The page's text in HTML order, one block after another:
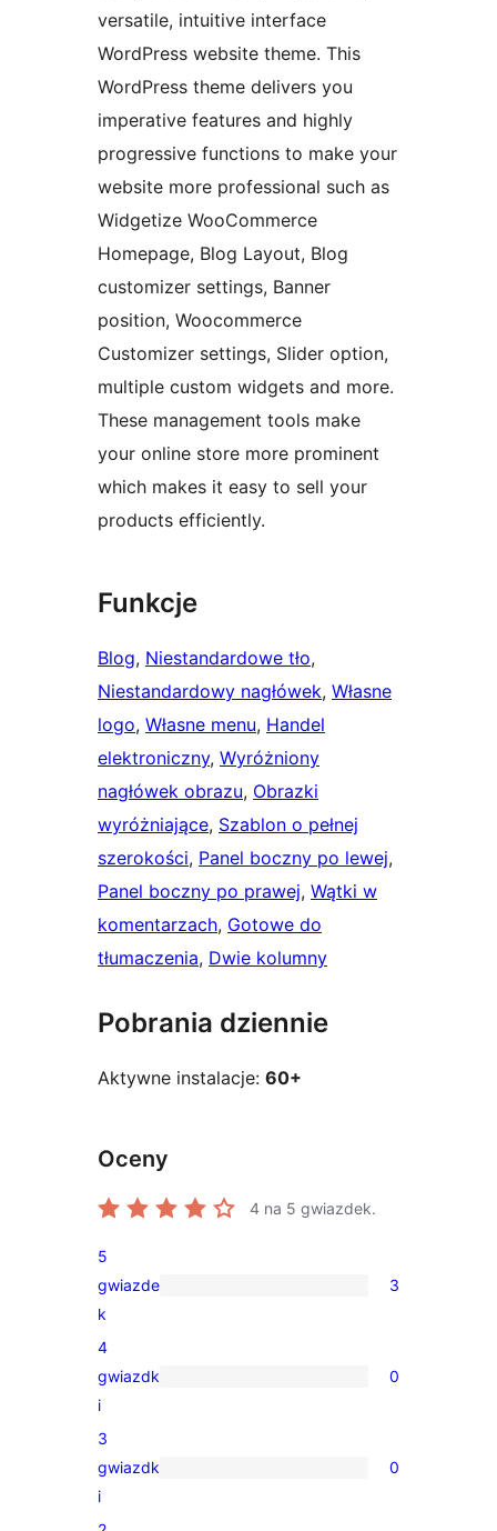
versatile, intuitive interface
WordPress website theme. This
WordPress theme delivers you
imperative features and highly
progressive functions to make your
website more professional such as
Widgetize WooCommerce
Homepage, Blog Layout, Blog
customizer settings, Banner
position, Woocommerce
Customizer settings, Slider option,
multiple custom widgets and more.
These management tools make
your online store more prominent
which makes it easy to sell your
products efficiently.
Funkcje
Blog, Niestandardowe tło
Niestandardowy nagłówek, Własne
logo, Własne menu, Handel
elektroniczny, Wyróżniony
nagłówek obrazu, Obrazki
wyróżniające, Szablon o pełnej
szerokości, Panel boczny po lewej
Panel boczny po prawej, Wątki w
komentarzach, Gotowe do
tłumaczenia, Dwie kolumny
Pobrania dziennie
Aktywne instalacje: 60+
Oceny
4 na 5 gwiazdek.
3
recenzje
5-
gwiazdkowe
5
gwiazde
k
3
0
recenzji
4-
gwiazdkowych
4
gwiazdk
i
0
0
recenzji
3
gwiazdk
i
0